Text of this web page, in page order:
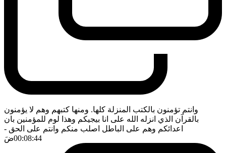
وانتم تؤمنون بالكتب المنزلة كلها. ومنها كتبهم وهم لا يؤمنون
بالقرآن الذي انزله الله على انا بيجيكم وهذا لوم للمؤمنين بان
اعدائكم وهم على الباطل اصلب منكم وانتم على الحق -
00:08:44ضَ